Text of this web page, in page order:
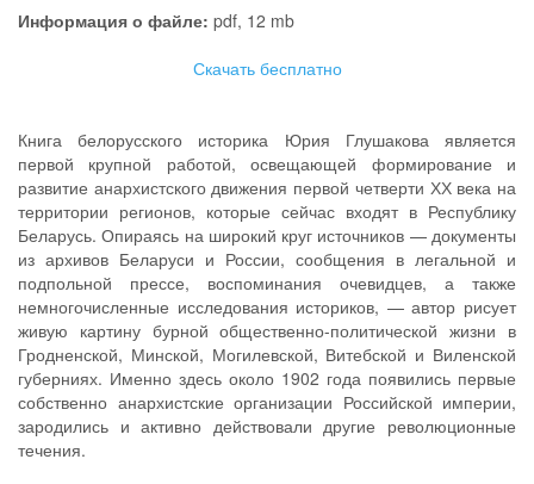
Информация о файле: pdf, 12 mb
Скачать бесплатно
Книга белорусского историка Юрия Глушакова является
первой крупной работой, освещающей формирование и
развитие анархистского движения первой четверти ХХ века на
территории регионов, которые сейчас входят в Республику
Беларусь. Опираясь на широкий круг источников — документы
из архивов Беларуси и России, сообщения в легальной и
подпольной прессе, воспоминания очевидцев, а также
немногочисленные исследования историков, — автор рисует
живую картину бурной общественно-политической жизни в
Гродненской, Минской, Могилевской, Витебской и Виленской
губерниях. Именно здесь около 1902 года появились первые
собственно анархистские организации Российской империи,
зародились и активно действовали другие революционные
течения.